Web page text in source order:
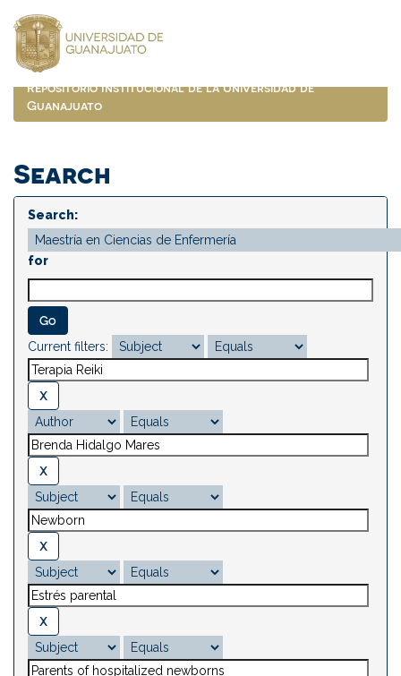
navigation
Repositorio Institucional de la Universidad de
Guanajuato
Search
Search:
for
Current filters: